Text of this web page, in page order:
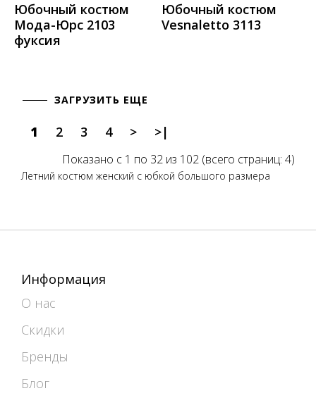
Юбочный костюм
Мода-Юрс 2103
фуксия
Юбочный костюм
Vesnaletto 3113
ЗАГРУЗИТЬ ЕЩЕ
1 2 3 4 > >|
Показано с 1 по 32 из 102 (всего страниц: 4)
Летний костюм женский с юбкой большого размера
Информация
О нас
Скидки
Бренды
Блог